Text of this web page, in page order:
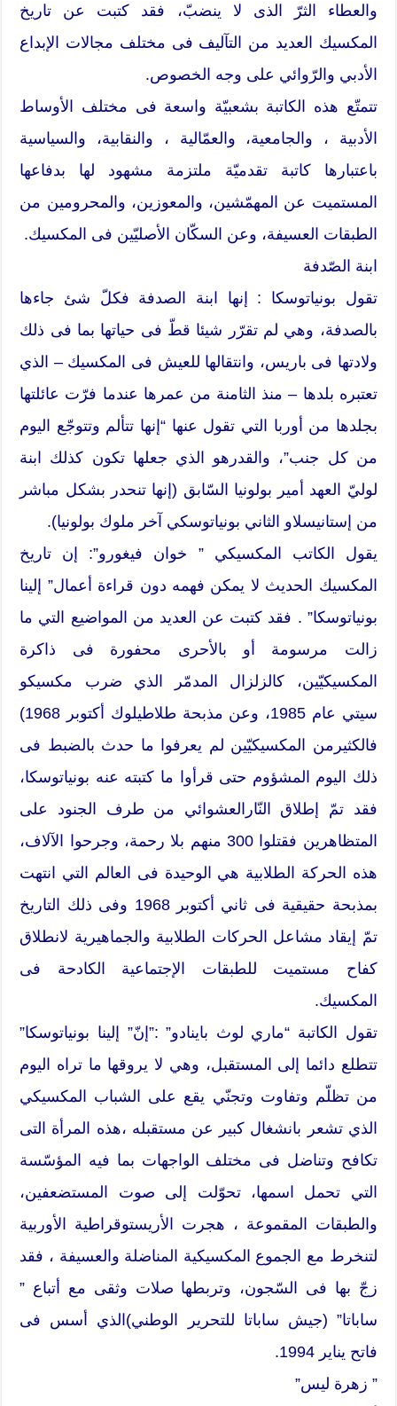
والعطاء الثرّ الذى لا ينضبّ، فقد كتبت عن تاريخ
المكسيك العديد من التآليف فى مختلف مجالات الإبداع
الأدبي والرّوائي على وجه الخصوص.
تتمتّع هذه الكاتبة بشعبيّة واسعة فى مختلف الأوساط
الأدبية ، والجامعية، والعمّالية ، والنقابية، والسياسية
باعتبارها كاتبة تقدميّة ملتزمة مشهود لها بدفاعها
المستميت عن المهمّشين، والمعوزين، والمحرومين من
الطبقات العسيفة، وعن السكّان الأصليّين فى المكسيك.
ابنة الصّدفة
تقول بونياتوسكا : إنها ابنة الصدفة فكلّ شئ جاءها
بالصدفة، وهي لم تقرّر شيئا قطّ فى حياتها بما فى ذلك
ولادتها فى باريس، وانتقالها للعيش فى المكسيك – الذي
تعتبره بلدها – منذ الثامنة من عمرها عندما فرّت عائلتها
بجلدها من أوربا التي تقول عنها “إنها تتألم وتتوجّع اليوم
من كل جنب”، والقدرهو الذي جعلها تكون كذلك ابنة
لوليّ العهد أمير بولونيا السّابق (إنها تنحدر بشكل مباشر
من إستانيسلاو الثاني بونياتوسكي آخر ملوك بولونيا).
يقول الكاتب المكسيكي ” خوان فيغورو”: إن تاريخ
المكسيك الحديث لا يمكن فهمه دون قراءة أعمال” إلينا
بونياتوسكا” . فقد كتبت عن العديد من المواضيع التي ما
زالت مرسومة أو بالأحرى محفورة فى ذاكرة
المكسيكيّين، كالزلزال المدمّر الذي ضرب مكسيكو
سيتي عام 1985، وعن مذبحة طلاطيلوك أكتوبر 1968)
فالكثيرمن المكسيكيّين لم يعرفوا ما حدث بالضبط فى
ذلك اليوم المشؤوم حتى قرأوا ما كتبته عنه بونياتوسكا،
فقد تمّ إطلاق النّارالعشوائي من طرف الجنود على
المتظاهرين فقتلوا 300 منهم بلا رحمة، وجرحوا الآلاف،
هذه الحركة الطلابية هي الوحيدة فى العالم التي انتهت
بمذبحة حقيقية فى ثاني أكتوبر 1968 وفى ذلك التاريخ
تمّ إيقاد مشاعل الحركات الطلابية والجماهيرية لانطلاق
كفاح مستميت للطبقات الإجتماعية الكادحة فى
المكسيك.
تقول الكاتبة “ماري لوث باينادو” :”إنّ” إلينا بونياتوسكا”
تتطلع دائما إلى المستقبل، وهي لا يروقها ما تراه اليوم
من تظلّم وتفاوت وتجنّي يقع على الشباب المكسيكي
الذي تشعر بانشغال كبير عن مستقبله ،هذه المرأة التى
تكافح وتناضل فى مختلف الواجهات بما فيه المؤسّسة
التي تحمل اسمها، تحوّلت إلى صوت المستضعفين،
والطبقات المقموعة ، هجرت الأريستوقراطية الأوربية
لتنخرط مع الجموع المكسيكية المناضلة والعسيفة ، فقد
زجّ بها فى السّجون، وتربطها صلات وثقى مع أتباع ”
ساباتا” (جيش ساباتا للتحرير الوطني)الذي أسس فى
فاتح يناير 1994.
” زهرة ليس”